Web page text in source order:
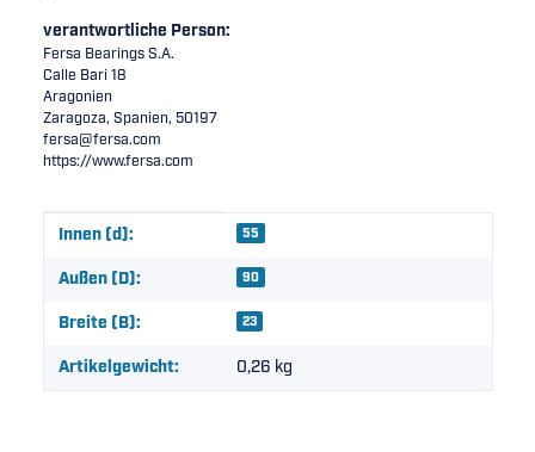
verantwortliche Person:
Fersa Bearings S.A.
Calle Bari 18
Aragonien
Zaragoza, Spanien, 50197
fersa@fersa.com
https://www.fersa.com
Produkteigenschaft
Wert
Innen (d): 55
Außen (D): 90
Breite (B): 23
Artikelgewicht: 0,26 kg